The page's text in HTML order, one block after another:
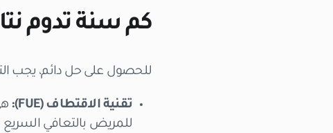
كم سنة تدوم
للحصول على حل دائم، يجب
تقنية الاقتطاف (FUE):
للمريض بالتعافي